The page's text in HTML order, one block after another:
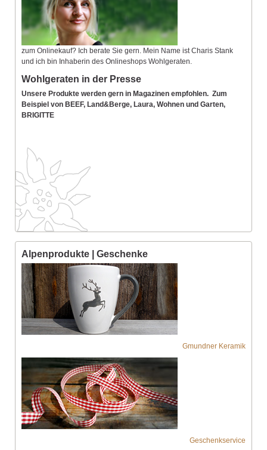
zum Onlinekauf? Ich berate Sie gern. Mein Name ist Charis Stank
und ich bin Inhaberin des Onlineshops Wohlgeraten.
Wohlgeraten in der Presse
Unsere Produkte werden gern in Magazinen empfohlen. Zum
Beispiel von BEEF, Land&Berge, Laura, Wohnen und Garten,
BRIGITTE
Alpenprodukte | Geschenke
Gmundner Keramik
Geschenkservice